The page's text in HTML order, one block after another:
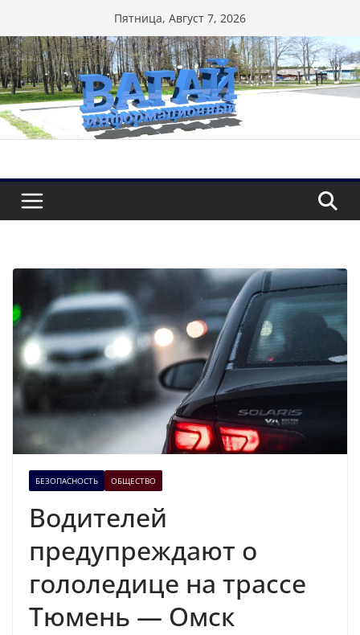
к
содержимому
Пятница, Август 7, 2026
БЕЗОПАСНОСТЬ ОБЩЕСТВО
Водителей
предупреждают о
гололедице на трассе
Тюмень — Омск